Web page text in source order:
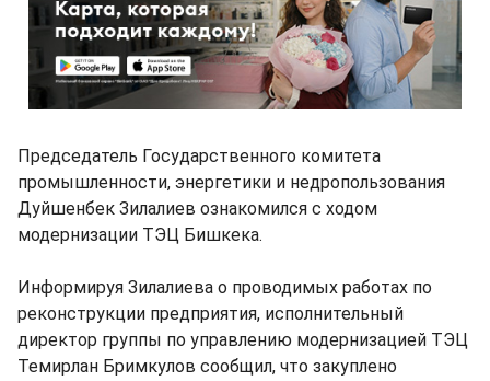
Председатель Государственного комитета
промышленности, энергетики и недропользования
Дуйшенбек Зилалиев ознакомился с ходом
модернизации ТЭЦ Бишкека.
Информируя Зилалиева о проводимых работах по
реконструкции предприятия, исполнительный
директор группы по управлению модернизацией ТЭЦ
Темирлан Бримкулов сообщил, что закуплено